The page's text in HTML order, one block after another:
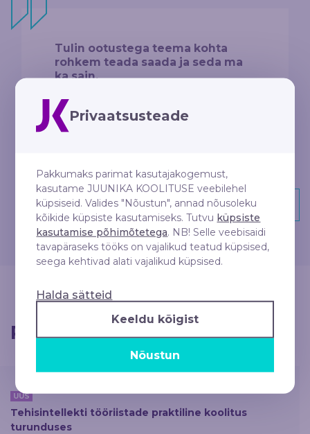
Tulin ootustega teema kohta
rohkem teada saada ja seda ma
ka sain.
Anna oma tagasiside
Rohkem koolitusi
UUS
Tehisintellekti tööriistade praktiline koolitus
turunduses
Privaatsusteade
Pakkumaks parimat kasutajakogemust,
kasutame JUUNIKA KOOLITUSE veebilehel
küpsiseid. Valides "Nõustun", annad nõusoleku
kõikide küpsiste kasutamiseks. Tutvu küpsiste
kasutamise põhimõtetega. NB! Selle veebisaidi
tavapäraseks tööks on vajalikud teatud küpsised,
seega kehtivad alati vajalikud küpsised.
Halda sätteid
Keeldu kõigist
Nõustun